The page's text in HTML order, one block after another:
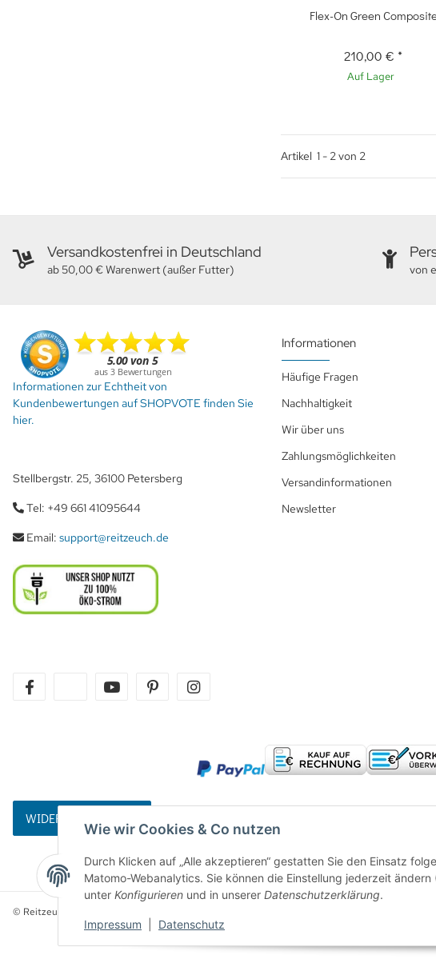
Wie wir Cookies & Co nutzen
Durch Klicken auf „Alle akzeptieren“ gestatten Sie den Einsatz
Matomo-Webanalytics. Sie können die Einstellung jederzeit
unter Konfigurieren und in unserer Datenschutzerklärung.
Impressum Datenschutz
Schnellkauf
Flex-On Green
210,00 €*
Auf Lager
Artikel 1 - 2von 2
Versandkostenfrei in Deutschland
ab 50,00 € Warenwert (außer Futter) von
Informationen zur Echtheit von
Kundenbewertungen auf SHOPVOTE finden Sie
hier.
Stellbergstr. 25, 36100 Petersberg
Tel: +49 661 41095644
Email: support@reitzeuch.de
twitter youtube pinterest
Informationen
Häufige Fragen
Nachhaltigkeit
Wir über uns
Zahlungsmöglichkeiten
Versandinformationen
Newsletter
WIDERRUFSBUTTON
© Reitzeuch